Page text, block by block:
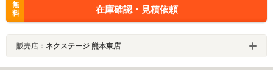
無
料
在庫確認・見積依頼
販売店： ネクステージ 熊本東店